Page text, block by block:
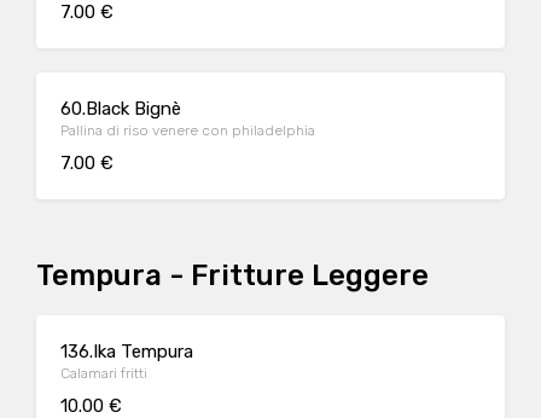
7.00 €
60.Black Bignè
Pallina di riso venere con philadelphia
7.00 €
Tempura - Fritture Leggere
136.Ika Tempura
Calamari fritti
10.00 €